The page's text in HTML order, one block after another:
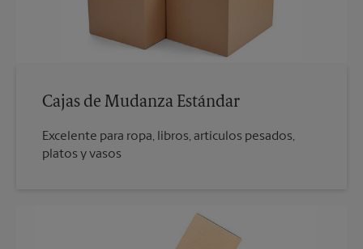
Cajas de Mudanza Estándar
Excelente para ropa, libros, artículos pesados,
platos y vasos